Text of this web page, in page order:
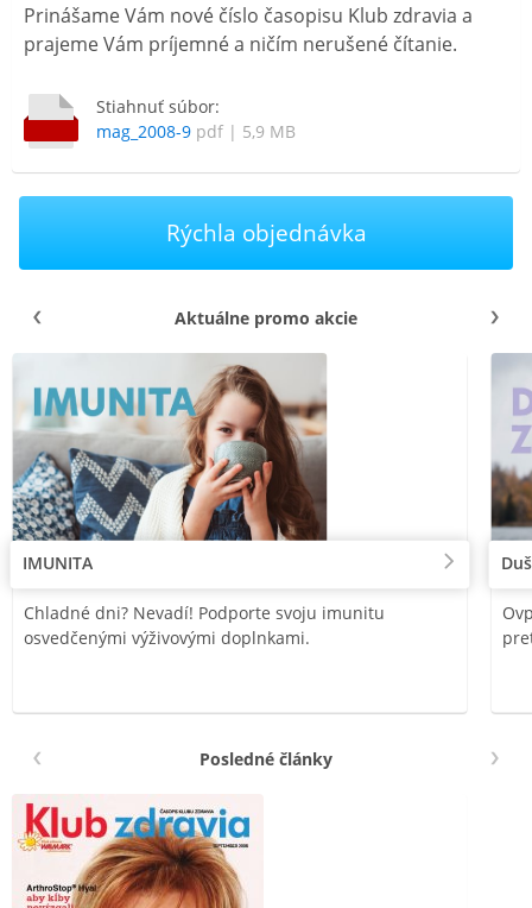
Prinášame Vám nové číslo časopisu Klub zdravia a
prajeme Vám príjemné a ničím nerušené čítanie.
Stiahnuť súbor:
mag_2008-9 pdf | 5,9 MB
Rýchla objednávka
Aktuálne promo akcie
IMUNITA
Chladné dni? Nevadí! Podporte svoju imunitu
osvedčenými výživovými doplnkami.
Posledné články